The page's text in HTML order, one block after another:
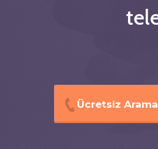
Ücretsiz